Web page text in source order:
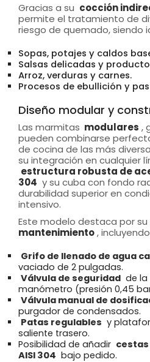
Gracias a su cocción
permite el tratamiento de
riesgo de quemado, siendo
Sopas, potajes y caldos
Salsas delicadas y
Arroz, verduras y carnes.
Procesos de ebullición y
Diseño modular y
Las marmitas modulares ,
pueden combinarse
de cocina de las más
su integración en cualquier
estructura robusta de
304 y su cuba con fondo
durabilidad superior en
intensivo.
Este modelo destaca por su
mantenimiento,
Grifo de llenado de agua
vaciado de 2 pulgadas.
Válvula de seguridad de
manómetro (presión 0,45
Válvula manual de
purgador de condensados.
Patas regulables y
saliente trasero.
Posibilidad de añadir
AISI 304 bajo pedido.